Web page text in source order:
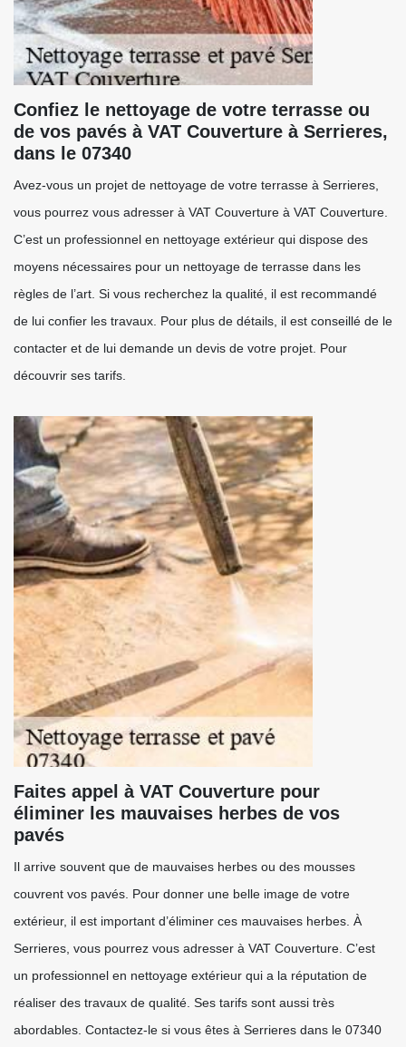
Confiez le nettoyage de votre terrasse ou
de vos pavés à VAT Couverture à Serrieres,
dans le 07340
Avez-vous un projet de nettoyage de votre terrasse à Serrieres,
vous pourrez vous adresser à VAT Couverture à VAT Couverture.
C’est un professionnel en nettoyage extérieur qui dispose des
moyens nécessaires pour un nettoyage de terrasse dans les
règles de l’art. Si vous recherchez la qualité, il est recommandé
de lui confier les travaux. Pour plus de détails, il est conseillé de le
contacter et de lui demande un devis de votre projet. Pour
découvrir ses tarifs.
Faites appel à VAT Couverture pour
éliminer les mauvaises herbes de vos
pavés
Il arrive souvent que de mauvaises herbes ou des mousses
couvrent vos pavés. Pour donner une belle image de votre
extérieur, il est important d’éliminer ces mauvaises herbes. À
Serrieres, vous pourrez vous adresser à VAT Couverture. C’est
un professionnel en nettoyage extérieur qui a la réputation de
réaliser des travaux de qualité. Ses tarifs sont aussi très
abordables. Contactez-le si vous êtes à Serrieres dans le 07340